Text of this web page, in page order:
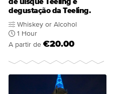
degustação da Teeling.
Whiskey or Alcohol
1 Hour
A partir de €20.00